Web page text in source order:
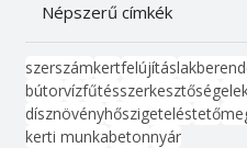
Népszerű címkék
szerszámkertfelújítás
bútorvízfűtésszerkesztőség
dísznövényhőszigeteléstető
kerti munkabetonnyár